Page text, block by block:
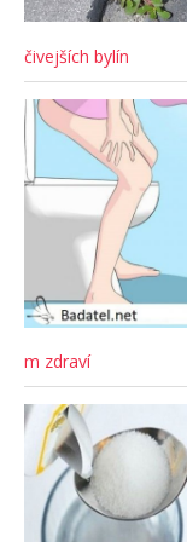
čivejších bylín
m zdraví